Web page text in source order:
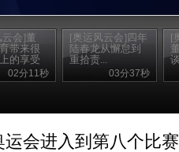
会]董
带来很
的享受
02分11秒
[奥运风云会]四年
陆春龙从懈怠到
重拾责...
03分37秒
[
运会进入到第八个比